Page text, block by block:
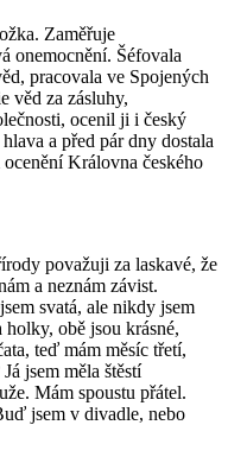
Zaměřuje
onemocnění. Šéfovala
pracovala ve Spojených
věd za zásluhy,
ocenil ji i český
a před pár dny dostala
Královna českého
považuji za laskavé, že
a neznám závist.
svatá, ale nikdy jsem
obě jsou krásné,
teď mám měsíc třetí,
jsem měla štěstí
Mám spoustu přátel.
jsem v divadle, nebo